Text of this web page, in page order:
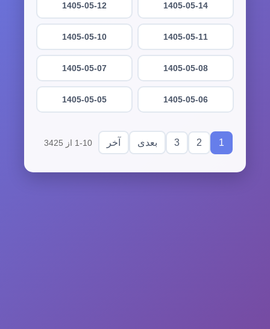
1405-05-14
1405-05-12
1405-05-11
1405-05-10
1405-05-08
1405-05-07
1405-05-06
1405-05-05
1
2
3 بعدی آخر 1-10 از 3425